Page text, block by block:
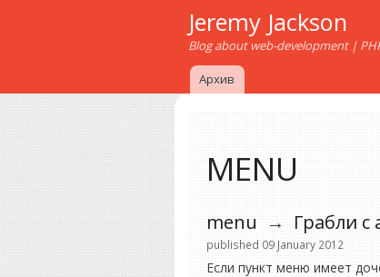
Jeremy Jackson
Blog about web-development |
Архив
MENU
menu→Грабли
published 09 January 2012
Если пункт меню имеет